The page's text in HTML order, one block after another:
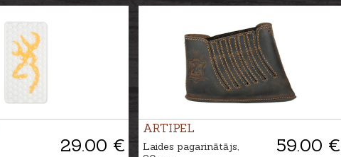
29.00 €
ARTIPEL
59.00 €
Laides pagarinātājs,